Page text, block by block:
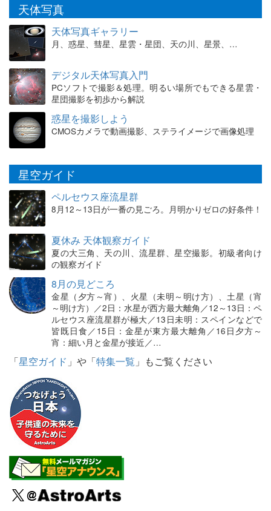
天体写真
天体写真ギャラリー
月、惑星、彗星、星雲・星団、天の川、星景、…
デジタル天体写真入門
PCソフトで撮影＆処理。明るい場所でもできる星雲・
星団撮影を初歩から解説
惑星を撮影しよう
CMOSカメラで動画撮影、ステライメージで画像処理
星空ガイド
ペルセウス座流星群
8月12～13日が一番の見ごろ。月明かりゼロの好条件！
夏休み 天体観察ガイド
夏の大三角、天の川、流星群、星空撮影。初級者向け
の観察ガイド
8月の見どころ
金星（夕方～宵）、火星（未明～明け方）、土星（宵
～明け方）／2日：水星が西方最大離角／12～13日：ペ
ルセウス座流星群が極大／13日未明：スペインなどで
皆既日食／15日：金星が東方最大離角／16日夕方～
宵：細い月と金星が接近／…
「星空ガイド 」や「特集一覧 」もご覧ください